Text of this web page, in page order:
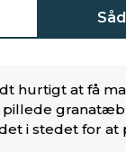
hurtigt at få
pillede
i stedet for at